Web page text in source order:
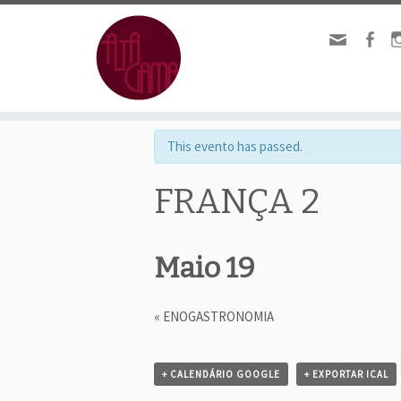
« Todos Eventos.
This evento has passed.
FRANÇA 2
Maio 19
E
e
« ENOGASTRONOMIA
+ CALENDÁRIO GOOGLE + EXPORTAR ICAL